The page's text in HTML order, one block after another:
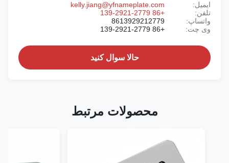
ایمیل:
kelly.jiang@yfnameplate.com
واتساپ:
8613929212779
وی چت:
حالا سوال کنيد
محصولات مرتبط